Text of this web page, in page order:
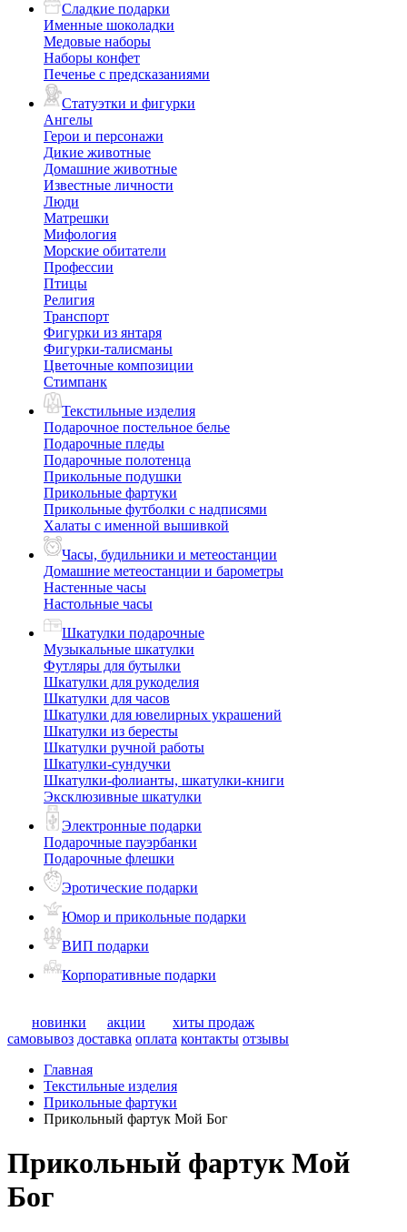
Сладкие подарки
Именные шоколадки
Медовые наборы
Наборы конфет
Печенье с предсказаниями
Статуэтки и фигурки
Ангелы
Герои и персонажи
Дикие животные
Домашние животные
Известные личности
Люди
Матрешки
Мифология
Морские обитатели
Профессии
Птицы
Религия
Транспорт
Фигурки из янтаря
Фигурки-талисманы
Цветочные композиции
Стимпанк
Текстильные изделия
Подарочное постельное белье
Подарочные пледы
Подарочные полотенца
Прикольные подушки
Прикольные фартуки
Прикольные футболки с надписями
Халаты с именной вышивкой
Часы, будильники и метеостанции
Домашние метеостанции и барометры
Настенные часы
Настольные часы
Шкатулки подарочные
Музыкальные шкатулки
Футляры для бутылки
Шкатулки для рукоделия
Шкатулки для часов
Шкатулки для ювелирных украшений
Шкатулки из бересты
Шкатулки ручной работы
Шкатулки-сундучки
Шкатулки-фолианты, шкатулки-книги
Эксклюзивные шкатулки
Электронные подарки
Подарочные пауэрбанки
Подарочные флешки
Эротические подарки
Юмор и прикольные подарки
ВИП подарки
Корпоративные подарки
новинки акции
хиты продаж
самовывоз доставка оплата контакты отзывы
Главная
Текстильные изделия
Прикольные фартуки
Прикольный фартук Мой Бог
Прикольный фартук Мой
Бог